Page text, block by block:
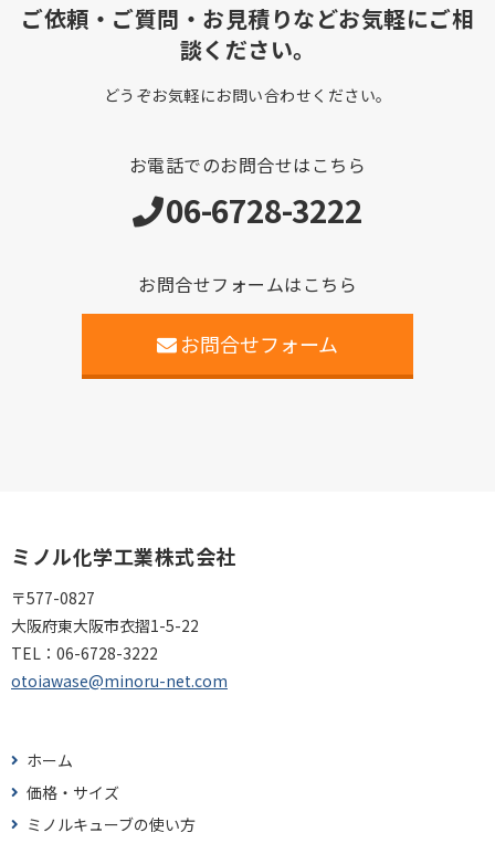
ご依頼・ご質問・お見積りなどお気軽にご相
談ください。
どうぞお気軽にお問い合わせください。
お電話でのお問合せはこちら
06-6728-3222
お問合せフォームはこちら
お問合せフォーム
ミノル化学工業株式会社
〒577-0827
大阪府東大阪市衣摺1-5-22
TEL： 06-6728-3222
otoiawase@minoru-net.com
ホーム
価格・サイズ
ミノルキューブの使い方